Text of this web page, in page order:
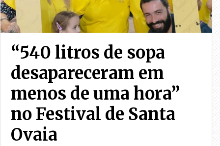
“540 litros de sopa
desapareceram em
menos de uma hora”
no Festival de Santa
Ovaia